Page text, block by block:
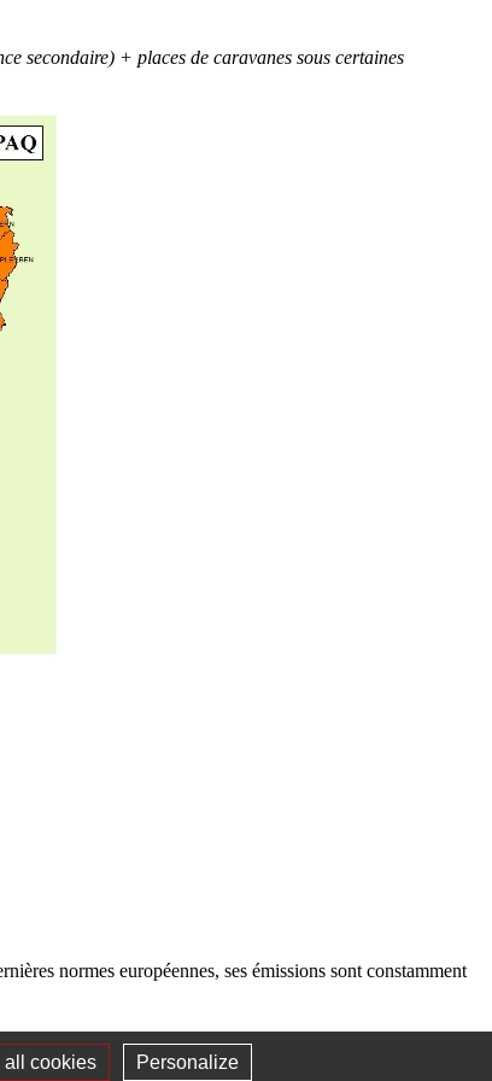
secondaire) + places de caravanes sous certaines
normes européennes, ses émissions sont constamment
all cookies Personalize